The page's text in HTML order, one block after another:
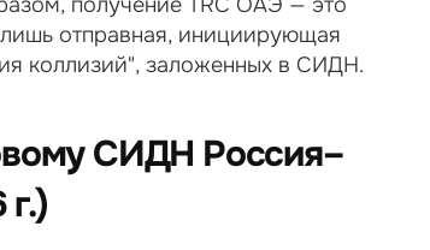
лишь отправная, инициирующая
коллизий", заложенных в СИДН.
СИДН Россия–